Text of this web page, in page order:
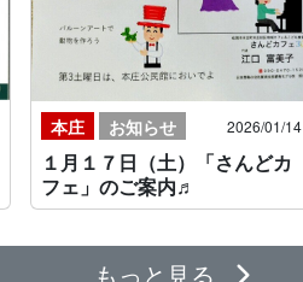
本庄 お知らせ 2026/01/14
１月１７日（土）「さんどカ
フェ」のご案内♬
もっと見る